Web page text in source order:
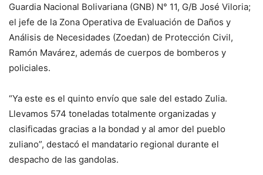
Guardia Nacional Bolivariana (GNB) N° 11, G/B José Viloria;
el jefe de la Zona Operativa de Evaluación de Daños y
Análisis de Necesidades (Zoedan) de Protección Civil,
Ramón Mavárez, además de cuerpos de bomberos y
policiales.
“Ya este es el quinto envío que sale del estado Zulia.
Llevamos 574 toneladas totalmente organizadas y
clasificadas gracias a la bondad y al amor del pueblo
zuliano”, destacó el mandatario regional durante el
despacho de las gandolas.